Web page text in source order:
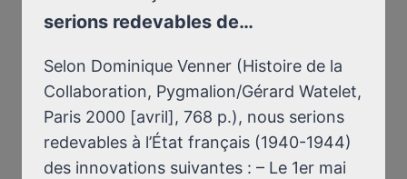
serions redevables de…
Selon Dominique Venner (Histoire de la
Collaboration, Pygmalion/Gérard Watelet,
Paris 2000 [avril], 768 p.), nous serions
redevables à l’État français (1940-1944)
des innovations suivantes : – Le 1er mai